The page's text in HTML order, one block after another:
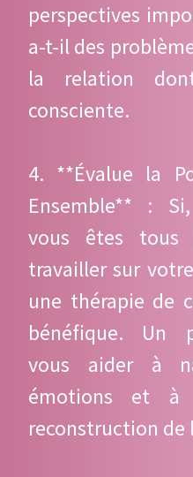
perspectives
a-t-il des
la relation
consciente.
4. **Évalue la
Ensemble** :
vous êtes
travailler sur
une thérapie de
bénéfique. Un
vous aider à
émotions et à
reconstruction de